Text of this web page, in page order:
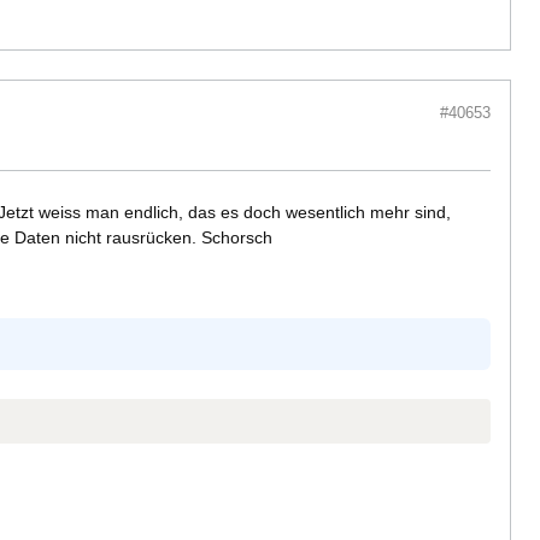
#40653
weiss man endlich, das es doch wesentlich mehr sind,
Daten nicht rausrücken. Schorsch